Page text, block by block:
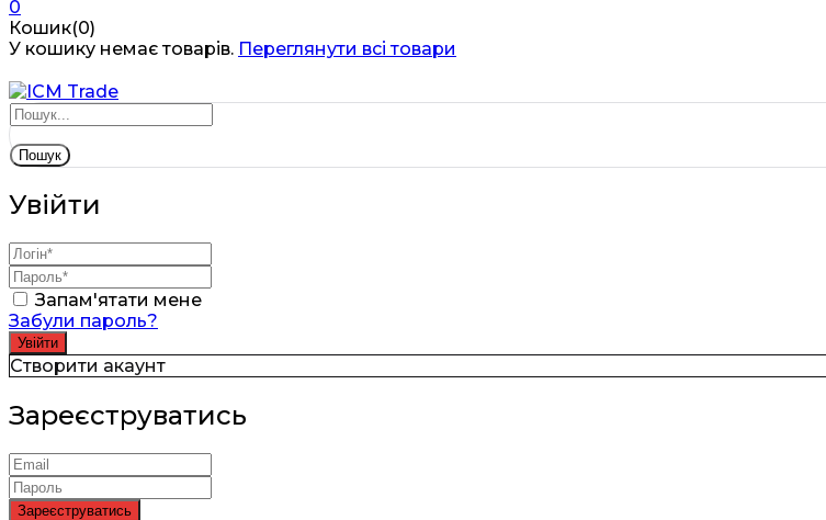
0
Кошик(0)
У кошику немає товарів. Переглянути всі товари
Пошук
Увійти
Запам'ятати мене
Забули пароль?
Створити акаунт
Зареєструватись